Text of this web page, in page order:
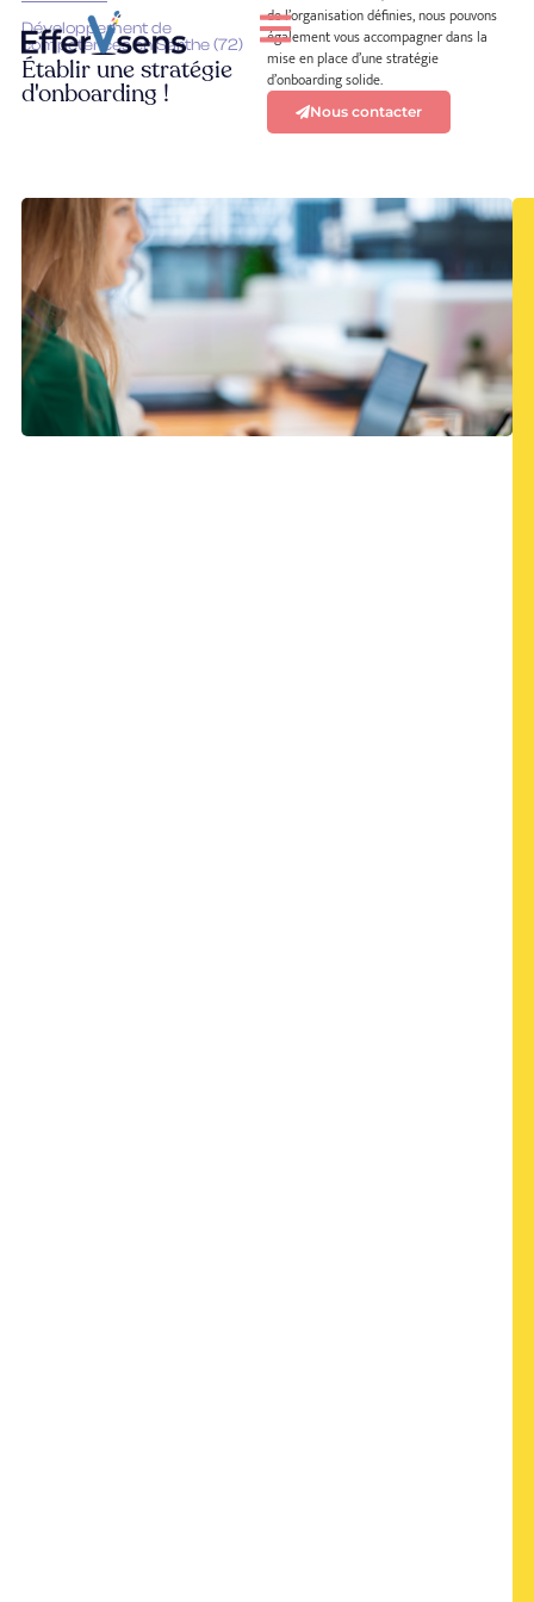
Développement de
compétences en Sarthe (72)
Établir une stratégie
d'onboarding !
de l’organisation définies, nous pouvons
également vous accompagner dans la
mise en place d’une stratégie
d’onboarding solide.
Nous contacter